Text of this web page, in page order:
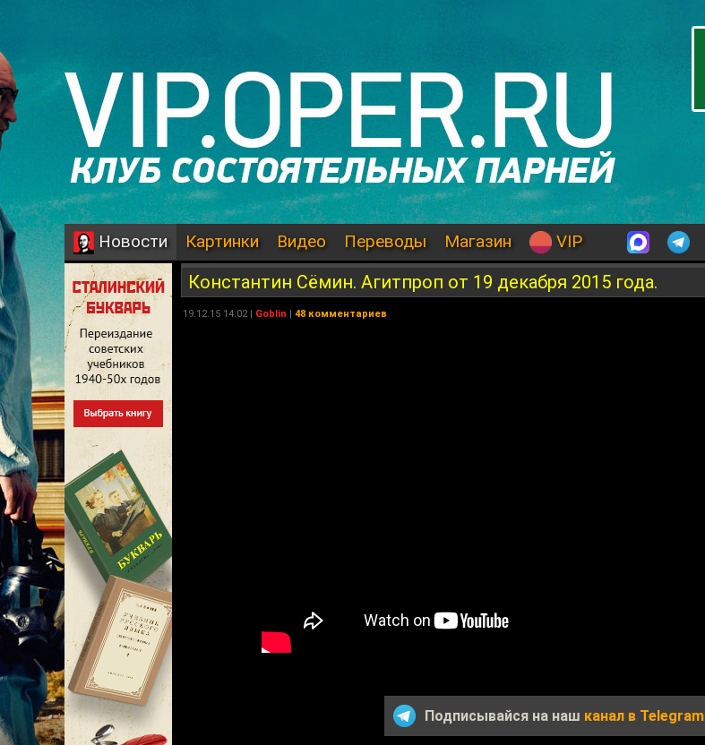
Новости Картинки Видео Переводы Магазин VIP
Константин Сёмин. Агитпроп от 19 декабря 2015 года.
19.12.15 14:02 | Goblin | 48 комментариев
Подписывайся на наш канал в Telegram